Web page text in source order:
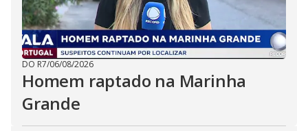
DO R7/06/08/2026
Homem raptado na Marinha
Grande